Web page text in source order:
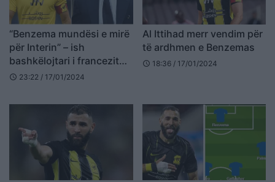
“Benzema mundësi e mirë
për Interin” – ish
bashkëlojtari i francezit
beson në transferimin e tij
schedule 23:22 / 17/01/2024
Al Ittihad merr vendim për
të ardhmen e Benzemas
schedule 18:36 / 17/01/2024